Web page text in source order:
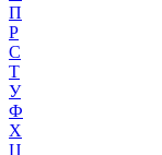
П
Р
С
Т
У
Ф
Х
Ц